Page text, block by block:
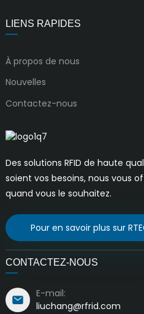
LIENS RAPIDES
À propos de nous
Nouvelles
Contactez-nous
Des solutions RFID de haute
soient vos besoins, nous vous
quand vous le souhaitez.
Pour en savoir plus sur
CONTACTEZ-NOUS
E-mail:
liuchang@rfrid.com